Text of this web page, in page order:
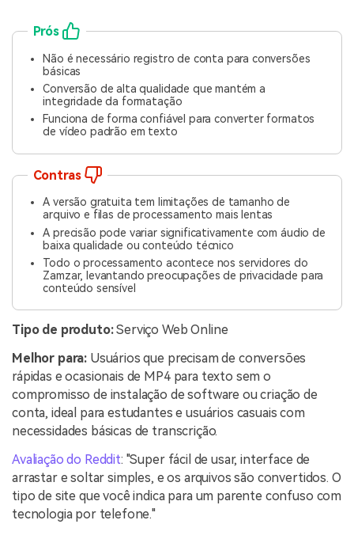
Prós
Não é necessário registro de conta para conversões
básicas
Conversão de alta qualidade que mantém a
integridade da formatação
Funciona de forma confiável para converter formatos
de vídeo padrão em texto
Contras
A versão gratuita tem limitações de tamanho de
arquivo e filas de processamento mais lentas
A precisão pode variar significativamente com áudio de
baixa qualidade ou conteúdo técnico
Todo o processamento acontece nos servidores do
Zamzar, levantando preocupações de privacidade para
conteúdo sensível
Tipo de produto:Serviço Web Online
Melhor para: Usuários que precisam de conversões
rápidas e ocasionais de MP4 para texto sem o
compromisso de instalação de software ou criação de
conta, ideal para estudantes e usuários casuais com
necessidades básicas de transcrição.
Avaliação do Reddit: "Super fácil de usar, interface de
arrastar e soltar simples, e os arquivos são convertidos. O
tipo de site que você indica para um parente confuso com
tecnologia por telefone."